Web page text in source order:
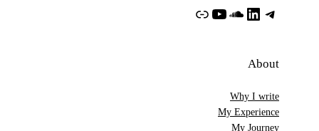
تلگرام لینکداین ساوندکلاود یوتیوبپیوند
About
Why I write
My Experience
My Journey